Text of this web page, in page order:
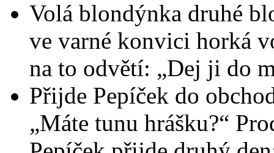
Volá blondýnka druhé
ve varné konvici horká
na to odvětí: „Dej ji do
Přijde Pepíček do
„Máte tunu hrášku?“